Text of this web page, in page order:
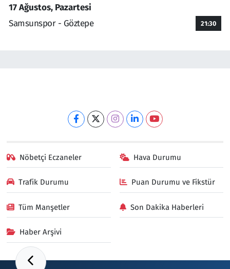
17 Ağustos, Pazartesi
Samsunspor - Göztepe
21:30
Nöbetçi Eczaneler Hava Durumu
Trafik Durumu Puan Durumu ve Fikstür
Tüm Manşetler Son Dakika Haberleri
Haber Arşivi